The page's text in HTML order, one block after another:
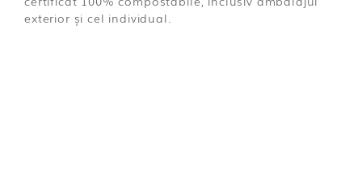
exterior și cel individual.